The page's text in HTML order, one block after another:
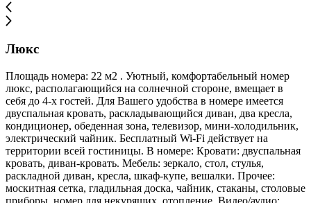
Люкс
Площадь номера: 22 м2 . Уютный, комфортабельный номер
люкс, располагающийся на солнечной стороне, вмещает в
себя до 4-х гостей. Для Вашего удобства в номере имеется
двуспальная кровать, раскладывающийся диван, два кресла,
кондиционер, обеденная зона, телевизор, мини-холодильник,
электрический чайник. Бесплатный Wi-Fi действует на
территории всей гостиницы. В номере: Кровати: двуспальная
кровать, диван-кровать. Мебель: зеркало, стол, стулья,
раскладной диван, кресла, шкаф-купе, вешалки. Прочее:
москитная сетка, гладильная доска, чайник, стаканы, столовые